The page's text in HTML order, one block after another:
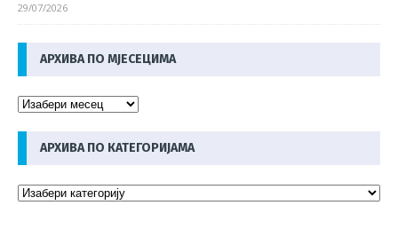
29/07/2026
АРХИВА ПО МЈЕСЕЦИМА
АРХИВА ПО КАТЕГОРИЈАМА